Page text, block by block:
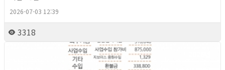
2026-07-03 12:39
3318